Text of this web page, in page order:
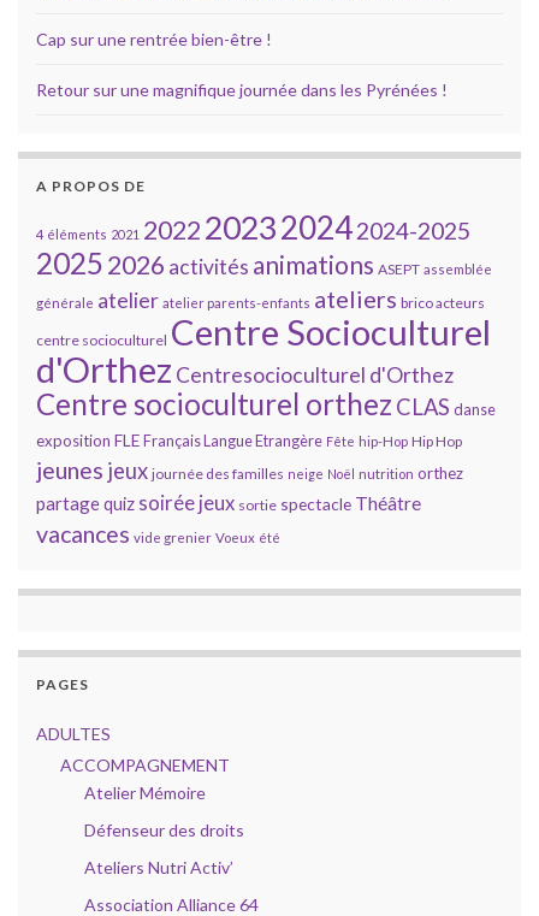
Cap sur une rentrée bien-être !
Retour sur une magnifique journée dans les Pyrénées !
A PROPOS DE
4 éléments 2021 2022202320242024-2025
20252026 activités animations ASEPT assemblée
générale atelier atelier parents-enfants ateliers brico acteurs
centre socioculturel Centre Socioculturel
d'Orthez Centresocioculturel d'Orthez
Centre socioculturel orthez CLAS danse
exposition FLE Français Langue Etrangère Fête hip-Hop Hip Hop
jeunes jeux journée des familles neige Noël nutrition orthez
partagequiz soirée jeux sortie spectacle Théâtre
vacances vide grenier Voeux été
PAGES
ADULTES
ACCOMPAGNEMENT
Atelier Mémoire
Défenseur des droits
Ateliers Nutri Activ’
Association Alliance 64